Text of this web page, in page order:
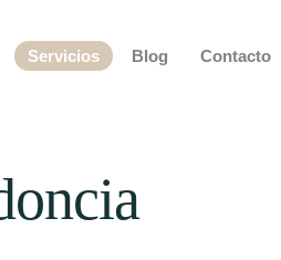
Servicios Blog Contacto